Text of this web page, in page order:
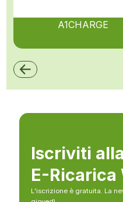
A1CHARGE
Iscriviti
E-Ricarica
L’iscrizione è gratuita. La